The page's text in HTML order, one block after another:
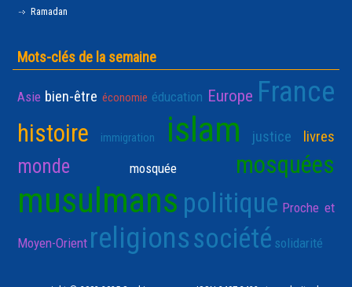
Ramadan
Mots-clés de la semaine
Asie bien-être économie éducation Europe France
histoire immigration islam justice livres
monde mosquée mosquées
musulmans politique Proche et
Moyen-Orient religionssociété solidarité